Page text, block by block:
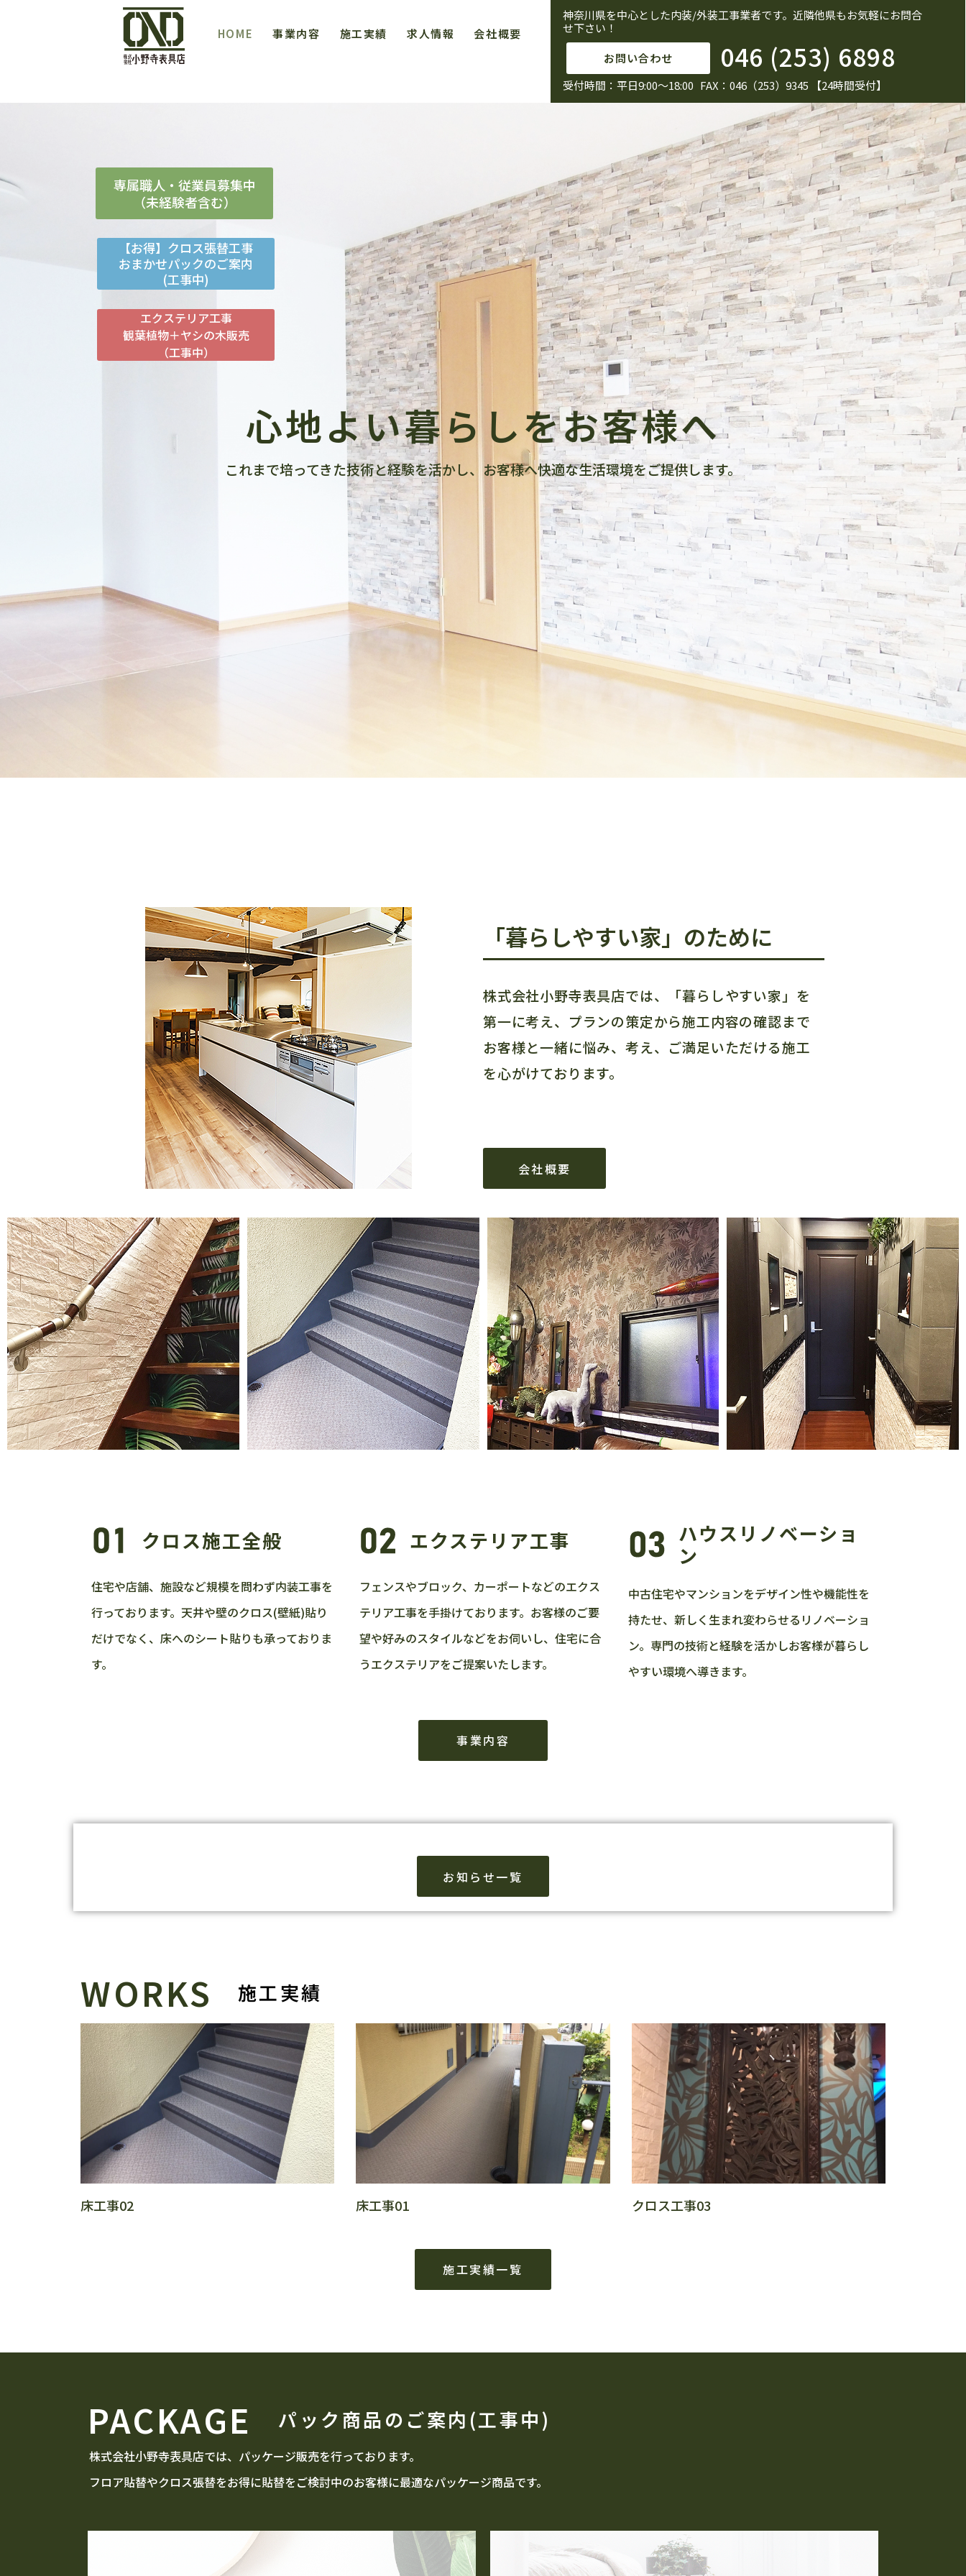
HOME 事業内容 施工実績 求人情報 会社概要
神奈川県を中心とした内装/外装工事業者です。近隣他県もお気軽にお問合
せ下さい！
お問い合わせ 046 (253) 6898
受付時間：平日9:00～18:00 FAX：046（253）9345 【24時間受付】
心地よい暮らしをお客様へ
これまで培ってきた技術と経験を活かし、お客様へ快適な生活環境をご提供します。
専属職人・従業員募集中
（未経験者含む）
エクステリア工事
観葉植物＋ヤシの木販売
（工事中）
【お得】クロス張替工事
おまかせパックのご案内
(工事中)
「暮らしやすい家」のために
株式会社小野寺表具店では、「暮らしやすい家」を
第一に考え、プランの策定から施工内容の確認まで
お客様と一緒に悩み、考え、ご満足いただける施工
を心がけております。
会社概要
クロス施工全般
住宅や店舗、施設など規模を問わず内装工事を
行っております。天井や壁のクロス(壁紙)貼り
だけでなく、床へのシート貼りも承っておりま
す。
エクステリア工事
フェンスやブロック、カーポートなどのエクス
テリア工事を手掛けております。お客様のご要
望や好みのスタイルなどをお伺いし、住宅に合
うエクステリアをご提案いたします。
ハウスリノベーショ
ン
中古住宅やマンションをデザイン性や機能性を
持たせ、新しく生まれ変わらせるリノベーショ
ン。専門の技術と経験を活かしお客様が暮らし
やすい環境へ導きます。
事業内容
お知らせ一覧
WORKS 施工実績
床工事02 床工事01 クロス工事03
施工実績一覧
PACKAGE パック商品のご案内(工事中)
株式会社小野寺表具店では、パッケージ販売を行っております。
フロア貼替やクロス張替をお得に貼替をご検討中のお客様に最適なパッケージ商品です。